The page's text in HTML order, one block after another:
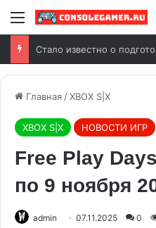
Главная /XBOX S|X
XBOX S|X НОВОСТИ ИГР
Free Play
по 9 ноября
admin 07.11.2025 0